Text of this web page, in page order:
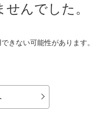
んでした。
きない可能性があります。